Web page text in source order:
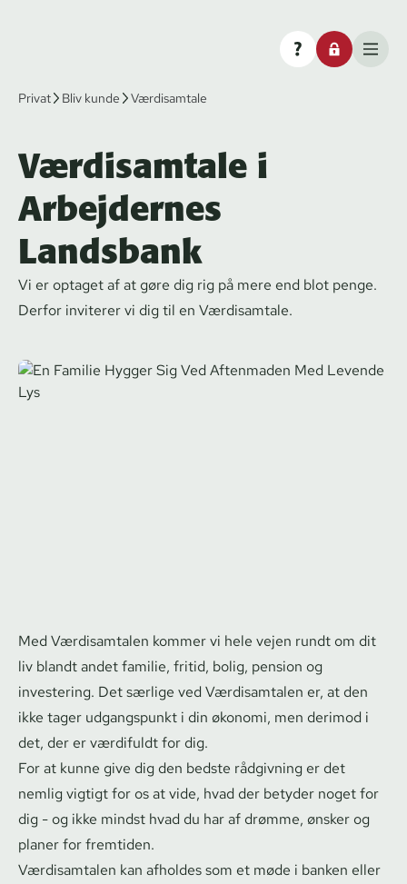
Privat Bliv kunde Værdisamtale
Værdisamtale i
Arbejdernes
Landsbank
Vi er optaget af at gøre dig rig på mere end blot penge.
Derfor inviterer vi dig til en Værdisamtale.
Med Værdisamtalen kommer vi hele vejen rundt om dit
liv blandt andet familie, fritid, bolig, pension og
investering. Det særlige ved Værdisamtalen er, at den
ikke tager udgangspunkt i din økonomi, men derimod i
det, der er værdifuldt for dig.
For at kunne give dig den bedste rådgivning er det
nemlig vigtigt for os at vide, hvad der betyder noget for
dig - og ikke mindst hvad du har af drømme, ønsker og
planer for fremtiden.
Værdisamtalen kan afholdes som et møde i banken eller